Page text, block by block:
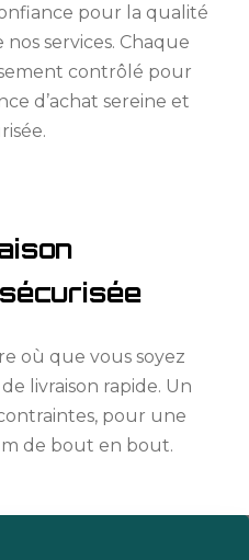
pour la qualité
services. Chaque
contrôlé pour
d’achat sereine et
où que vous soyez
livraison rapide. Un
pour une
de bout en bout.